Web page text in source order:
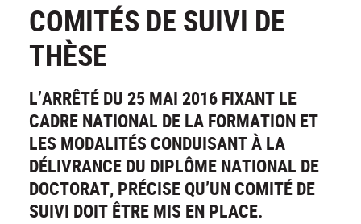
COMITÉS DE SUIVI DE
THÈSE
L’ARRÊTÉ DU 25 MAI 2016 FIXANT LE
CADRE NATIONAL DE LA FORMATION ET
LES MODALITÉS CONDUISANT À LA
DÉLIVRANCE DU DIPLÔME NATIONAL DE
DOCTORAT, PRÉCISE QU’UN COMITÉ DE
SUIVI DOIT ÊTRE MIS EN PLACE.